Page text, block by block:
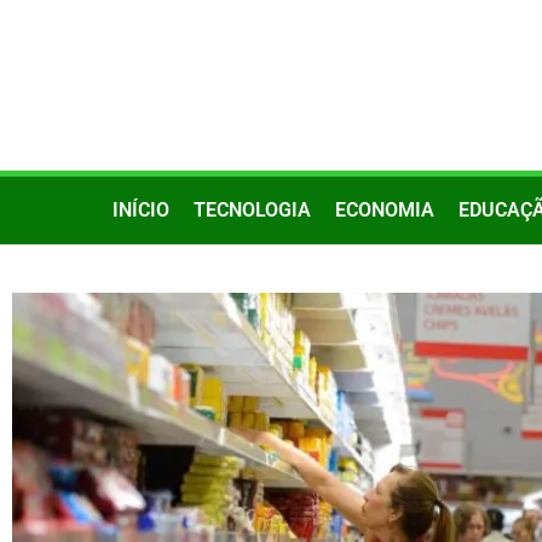
INÍCIO TECNOLOGIA ECONOMIA